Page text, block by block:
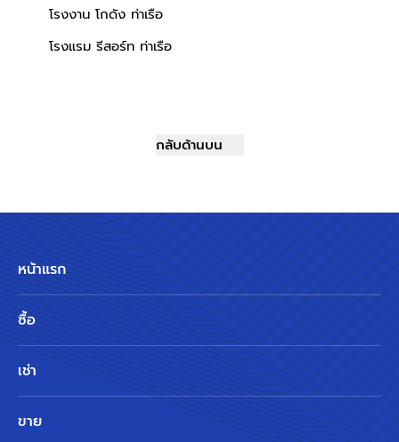
โรงงาน โกดัง ท่าเรือ
โรงแรม รีสอร์ท ท่าเรือ
กลับด้านบน
หน้าแรก
ซื้อ
เช่า
ขาย